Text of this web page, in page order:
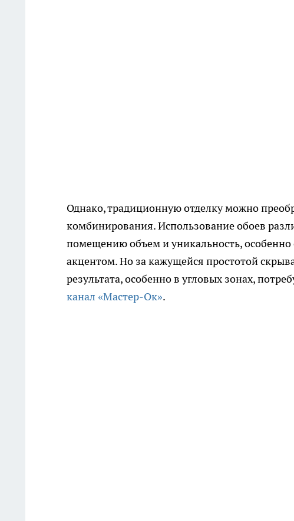
Однако, традиционную отделку можно
комбинирования. Использование обоев
помещению объем и уникальность,
акцентом. Но за кажущейся простотой
результата, особенно в угловых зонах,
канал «Мастер-Ок».